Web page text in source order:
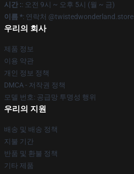
시간 :: 오전 9시 ~ 오후 5시 (월 ~ 금)
이름 *: 연락처 @twistedwonderland.store
우리의 회사
제품 정보
이용 약관
개인 정보 정책
DMCA - 저작권 정책
모델 번호: 공급망 투명성 행위
우리의 지원
배송 및 배송 정책
지불 기간
반품 및 환불 정책
기타 제품